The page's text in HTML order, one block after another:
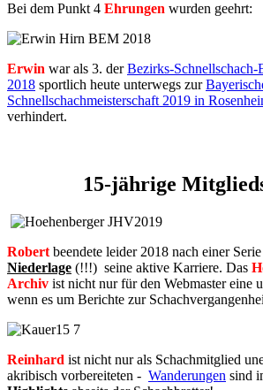
Bei dem Punkt 4 Ehrungen wurden geehrt:
Erwin war als 3. derBezirks-Schnellschach-
2018 sportlich heute unterwegs zur
Schnellschachmeisterschaft 2019 in
verhindert.
15-jährige
Robert beendete leider 2018 nach einer
Niederlage (!!!) seine aktive Karriere. Das
Archiv ist nicht nur für den Webmaster eine
wenn es um Berichte zur
Reinhard ist nicht nur als Schachmitglied
akribisch vorbereiteten - Wanderungen sind